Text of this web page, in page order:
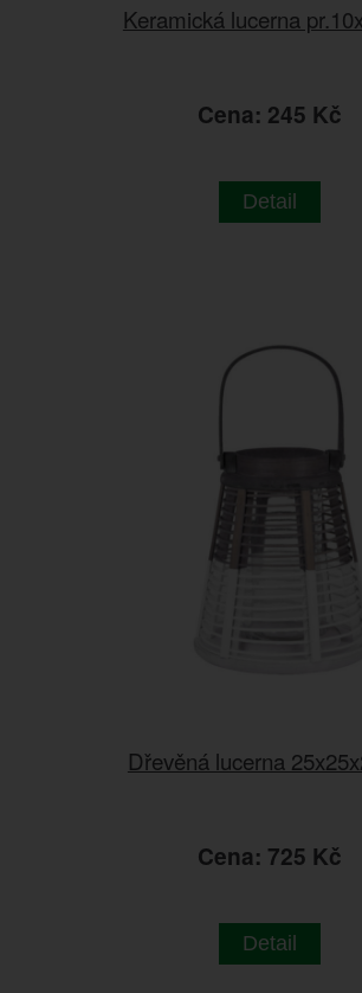
Keramická lucerna
Cena: 245 Kč
Detail
Dřevěná lucerna
Cena: 725 Kč
Detail